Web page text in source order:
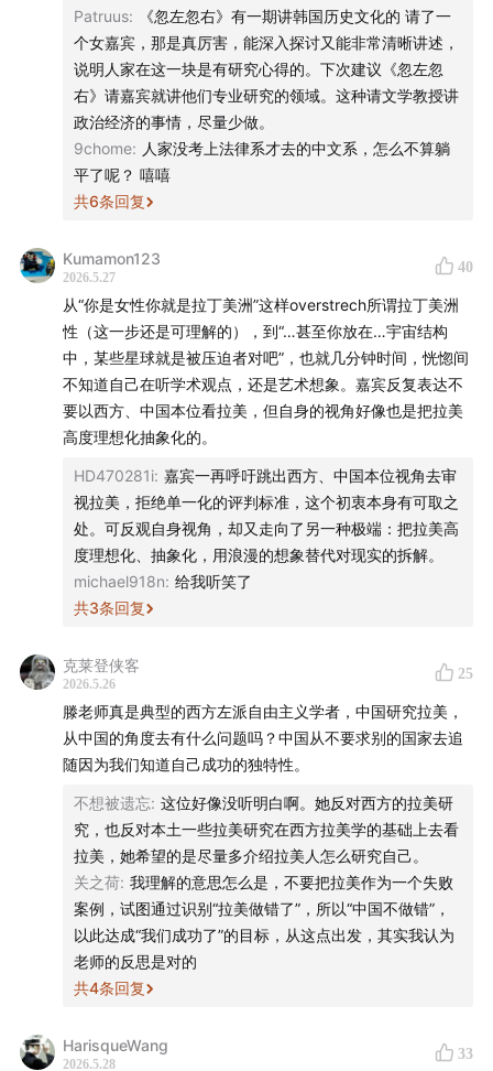
则带来的地位和资源；转头又全盘否定这套体系的评判标
准，替拉美辩护、淡化自身问题，这种言行脱节、身份双
标，非常没有说服力。
第三，她说拉美“不断去尝试”各种道路，这句话特别不对，
甚至有点美化失败、回避责任。拉美不是“勇敢尝试”，而是
长期在左右摇摆、反复折腾、制度极不稳定：一会儿军人独
裁，一会儿民粹上台；一会儿全盘私有化，一会儿激进国有
化；政策朝令夕改、政府频繁倒台、法治薄弱、腐败严重￼￼￼。
哄哄。 听完这期节目挺失望的。原本抱着期待，想深入了解
拉美本土思想内核，以及它和西方思想、现代发展模式真正
的差异，结果全程听下来，大多停留在“拉美被误解、被偏
见”这类空泛的表述上，没有扎实的论据、案例和理论解读，
核心问题完全没有讲透。
Patruus:
《忽左忽右》有一期讲韩国历史文化的 请了一
个女嘉宾，那是真厉害，能深入探讨又能非常清晰讲述，
说明人家在这一块是有研究心得的。下次建议《忽左忽
右》请嘉宾就讲他们专业研究的领域。这种请文学教授讲
政治经济的事情，尽量少做。
9chome: 人家没考上法律系才去的中文系，怎么不算躺
平了呢？ 嘻嘻
共6条回复
Kumamon123
2026.5.27
40
从“你是女性你就是拉丁美洲”这样overstrech所谓拉丁美洲
性（这一步还是可理解的），到“…甚至你放在…宇宙结构
中，某些星球就是被压迫者对吧”，也就几分钟时间，恍惚间
不知道自己在听学术观点，还是艺术想象。嘉宾反复表达不
要以西方、中国本位看拉美，但自身的视角好像也是把拉美
高度理想化抽象化的。
HD470281i: 嘉宾一再呼吁跳出西方、中国本位视角去审
视拉美，拒绝单一化的评判标准，这个初衷本身有可取之
处。可反观自身视角，却又走向了另一种极端：把拉美高
度理想化、抽象化，用浪漫的想象替代对现实的拆解。
michael918n: 给我听笑了
共3条回复
克莱登侠客
2026.5.26
25
滕老师真是典型的西方左派自由主义学者，中国研究拉美，
从中国的角度去有什么问题吗？中国从不要求别的国家去追
随因为我们知道自己成功的独特性。
不想被遗忘: 这位好像没听明白啊。她反对西方的拉美研
究，也反对本土一些拉美研究在西方拉美学的基础上去看
拉美，她希望的是尽量多介绍拉美人怎么研究自己。
关之荷: 我理解的意思怎么是，不要把拉美作为一个失败
案例，试图通过识别“拉美做错了”，所以“中国不做错”，
以此达成“我们成功了”的目标，从这点出发，其实我认为
老师的反思是对的
共4条回复
HarisqueWang
2026.5.28
33